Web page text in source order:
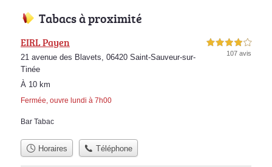
Tabacs à proximité
EIRL Payen
21 avenue des Blavets, 06420 Saint-Sauveur-sur-
Tinée
À 10 km
Fermée, ouvre lundi à 7h00
4,0 étoiles sur 5
107 avis
Bar Tabac
Horaires Téléphone